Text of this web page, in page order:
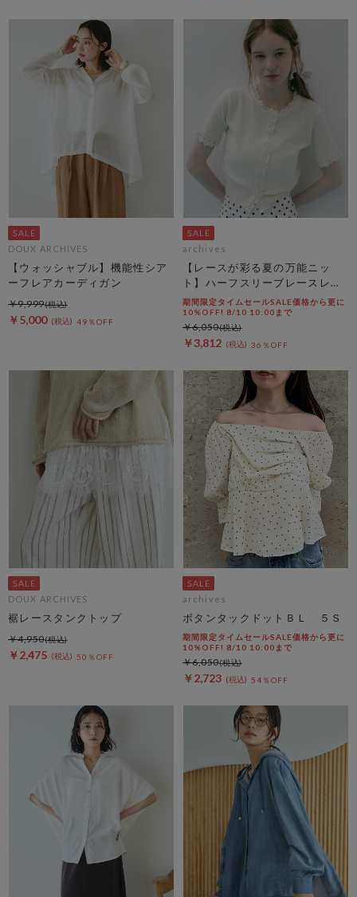
DOUX ARCHIVES
【ウォッシャブル】機能性シア
ーフレアカーディガン
￥5,000 49％OFF
￥9,999
archives
【レースが彩る夏の万能ニッ
ト】ハーフスリーブレースレイ
ヤードニットカーディガン
期間限定タイムセールSALE価格から更に
10%OFF! 8/10 10:00まで
￥3,812 36％OFF
￥6,050
DOUX ARCHIVES
裾レースタンクトップ
￥2,475 50％OFF
￥4,950
archives
ボタンタックドットＢＬ ５Ｓ
期間限定タイムセールSALE価格から更に
10%OFF! 8/10 10:00まで
￥2,723 54％OFF
￥6,050